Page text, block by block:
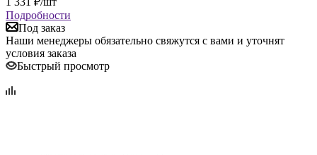
Подробности
Под заказ
Наши менеджеры обязательно свяжутся с вами и уточнят
условия заказа
Быстрый просмотр